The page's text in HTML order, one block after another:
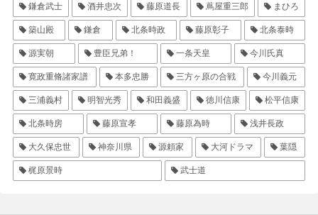
鎌倉武士 酒井忠次 藤原道長 蔦屋重三郎 まひろ
築山殿 鎌倉 北条時政 藤原彰子 北条泰時
源実朝 豊臣兄弟！ 一条天皇 今川氏真
寛政重脩諸家譜 本多忠勝 三方ヶ原の合戦 今川義元
三浦義村 明智光秀 和田義盛 徳川信康 松平信康
北条時房 藤原宣孝 藤原為時 浅井長政
大久保忠世 神奈川県 源頼家 大河ドラマ 葉隠
梶原景時 武士道